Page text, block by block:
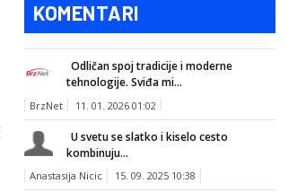
KOMENTARI
Odličan spoj tradicije i moderne
tehnologije. Sviđa mi...
BrzNet 11. 01. 2026 01:02
U svetu se slatko i kiselo cesto
kombinuju...
Anastasija Nicic 15. 09. 2025 10:38